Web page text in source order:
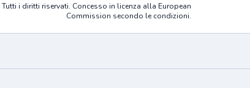
i diritti riservati. Concesso in licenza alla European
Commission secondo le condizioni.